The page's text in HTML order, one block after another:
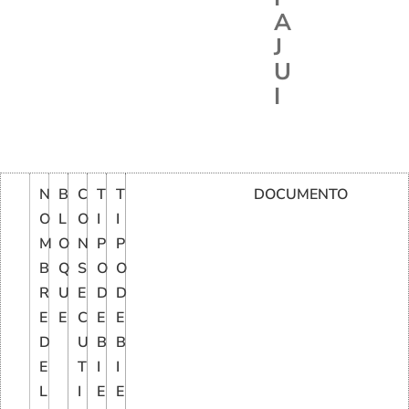
A
J
U
I
N
O
M
B
R
E
D
E
L
B
L
O
Q
U
E
C
O
N
S
E
C
U
T
I
T
I
P
O
D
E
B
I
E
T
I
P
O
D
E
B
I
E
DOCUMENTO